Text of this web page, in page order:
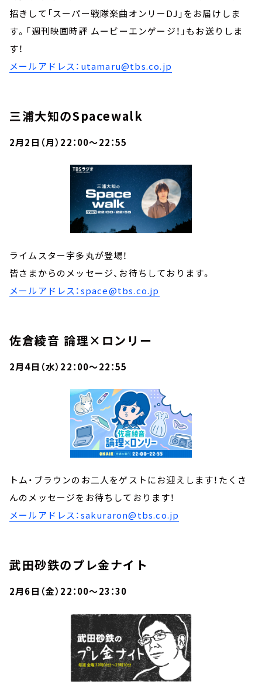
招きして「スーパー戦隊楽曲オンリーDJ」をお届けしま
す。「週刊映画時評 ムービーエンゲージ！」もお送りしま
す！
メールアドレス：utamaru@tbs.co.jp
三浦大知のSpacewalk
2月2日（月）22：00～22：55
ライムスター宇多丸が登場！
皆さまからのメッセージ、お待ちしております。
メールアドレス：space@tbs.co.jp
佐倉綾音 論理×ロンリー
2月4日（水）22：00～22：55
トム・ブラウンのお二人をゲストにお迎えします！たくさ
んのメッセージをお待ちしております！
メールアドレス：sakuraron@tbs.co.jp
武田砂鉄のプレ金ナイト
2月6日（金）22：00～23：30